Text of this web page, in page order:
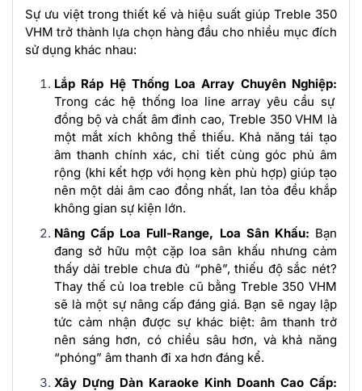
Sự ưu việt trong thiết kế và hiệu suất giúp Treble 350
VHM trở thành lựa chọn hàng đầu cho nhiều mục đích
sử dụng khác nhau:
Lắp Ráp Hệ Thống Loa Array Chuyên Nghiệp:
Trong các hệ thống loa line array yêu cầu sự
đồng bộ và chất âm đỉnh cao, Treble 350 VHM là
một mắt xích không thể thiếu. Khả năng tái tạo
âm thanh chính xác, chi tiết cùng góc phủ âm
rộng (khi kết hợp với họng kèn phù hợp) giúp tạo
nên một dải âm cao đồng nhất, lan tỏa đều khắp
không gian sự kiện lớn.
Nâng Cấp Loa Full-Range, Loa Sân Khấu: Bạn
đang sở hữu một cặp loa sân khấu nhưng cảm
thấy dải treble chưa đủ “phê”, thiếu độ sắc nét?
Thay thế củ loa treble cũ bằng Treble 350 VHM
sẽ là một sự nâng cấp đáng giá. Bạn sẽ ngay lập
tức cảm nhận được sự khác biệt: âm thanh trở
nên sáng hơn, có chiều sâu hơn, và khả năng
“phóng” âm thanh đi xa hơn đáng kể.
Xây Dựng Dàn Karaoke Kinh Doanh Cao Cấp: